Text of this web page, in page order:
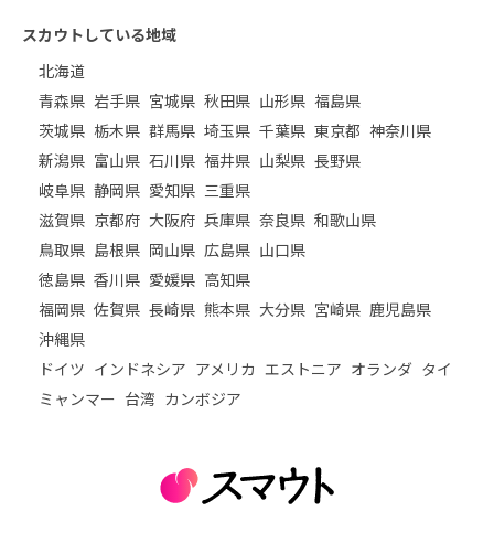
スカウトしている地域
北海道
青森県 岩手県 宮城県 秋田県 山形県 福島県
茨城県 栃木県 群馬県 埼玉県 千葉県 東京都 神奈川県
新潟県 富山県 石川県 福井県 山梨県 長野県
岐阜県 静岡県 愛知県 三重県
滋賀県 京都府 大阪府 兵庫県 奈良県 和歌山県
鳥取県 島根県 岡山県 広島県 山口県
徳島県 香川県 愛媛県 高知県
福岡県 佐賀県 長崎県 熊本県 大分県 宮崎県 鹿児島県
沖縄県
ドイツ インドネシア アメリカ エストニア オランダ タイ
ミャンマー 台湾 カンボジア